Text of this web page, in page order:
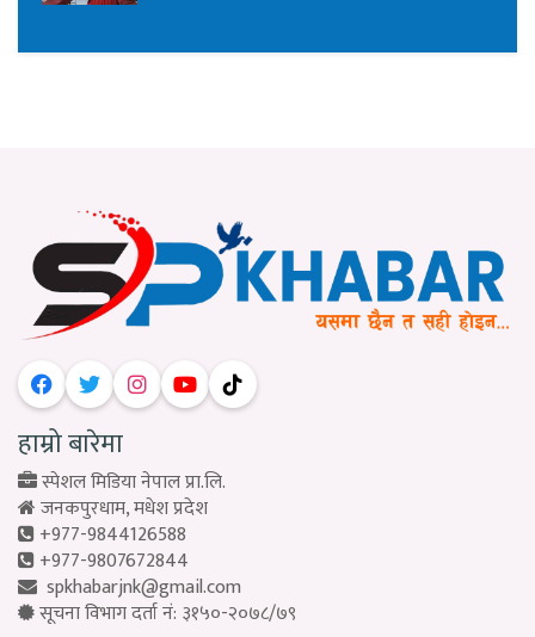
हाम्रो बारेमा
स्पेशल मिडिया नेपाल प्रा.लि.
जनकपुरधाम, मधेश प्रदेश
+977-9844126588
+977-9807672844
spkhabarjnk@gmail.com
सूचना विभाग दर्ता नं: ३१५०-२०७८/७९